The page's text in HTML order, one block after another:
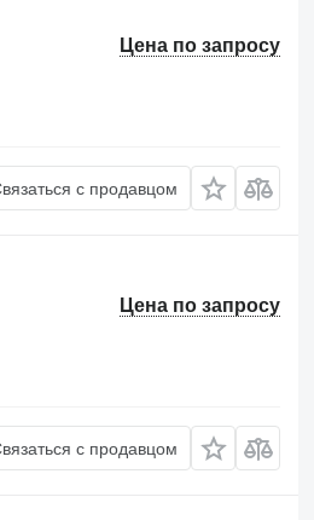
Цена по запросу
с продавцом
Цена по запросу
с продавцом